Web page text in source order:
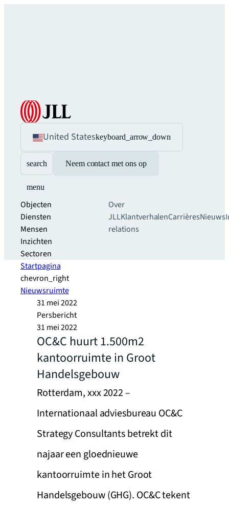
United Stateskeyboard_arrow_down
search Neem contact met ons op
menu
Objecten
Diensten
Mensen
Inzichten
Sectoren
Over
JLLKlantverhalenCarrièresNieuws
relations
Startpagina
chevron_right
Nieuwsruimte
31 mei 2022
Persbericht
31 mei 2022
OC&C huurt 1.500m2
kantoorruimte in Groot
Handelsgebouw
Rotterdam, xxx 2022 –
Internationaal adviesbureau OC&C
Strategy Consultants betrekt dit
najaar een gloednieuwe
kantoorruimte in het Groot
Handelsgebouw (GHG). OC&C tekent